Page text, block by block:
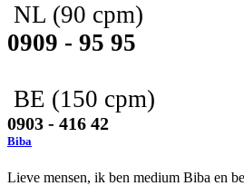
NL (90 cpm)
0909 - 95 95
BE (150 cpm)
0903 - 416 42
Biba
Lieve mensen, ik ben medium Biba en